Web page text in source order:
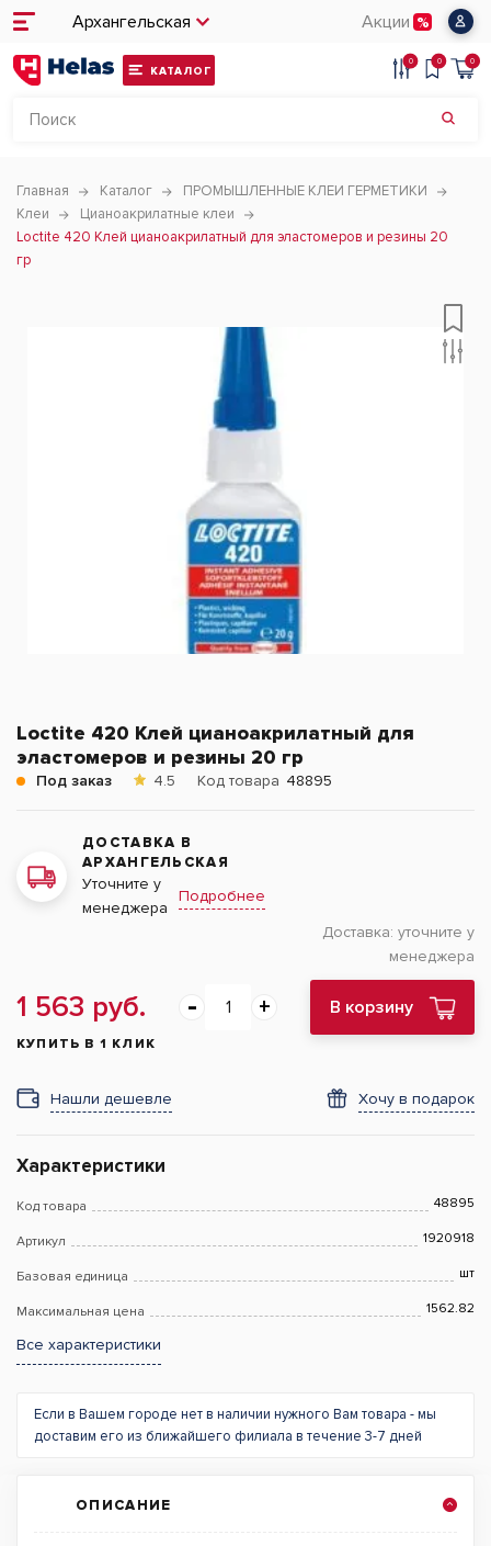
Архангельская Акции
КАТАЛОГ
0 0 0
Главная Каталог
ПРОМЫШЛЕННЫЕ КЛЕИ ГЕРМЕТИКИ
Клеи
Цианоакрилатные клеи
Loctite 420 Клей цианоакрилатный для эластомеров и резины 20
гр
Loctite 420 Клей цианоакрилатный для
эластомеров и резины 20 гр
Под заказ 4.5 Код товара 48895
ДОСТАВКА В
АРХАНГЕЛЬСКАЯ
Уточните у
менеджера
Подробнее
Доставка: уточните у
менеджера
1 563 руб. В корзину
КУПИТЬ В 1 КЛИК
Нашли дешевле Хочу в подарок
Характеристики
Код товара 48895
Артикул 1920918
Базовая единица шт
Максимальная цена 1562.82
Все характеристики
Если в Вашем городе нет в наличии нужного Вам товара - мы
доставим его из ближайшего филиала в течение 3-7 дней
ОПИСАНИЕ